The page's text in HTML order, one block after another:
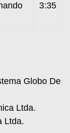
3:35
Globo De
Ltda.
Ltda.